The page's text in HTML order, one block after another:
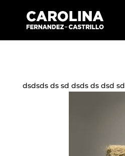
dsdsds ds sd dsds ds dsd sd